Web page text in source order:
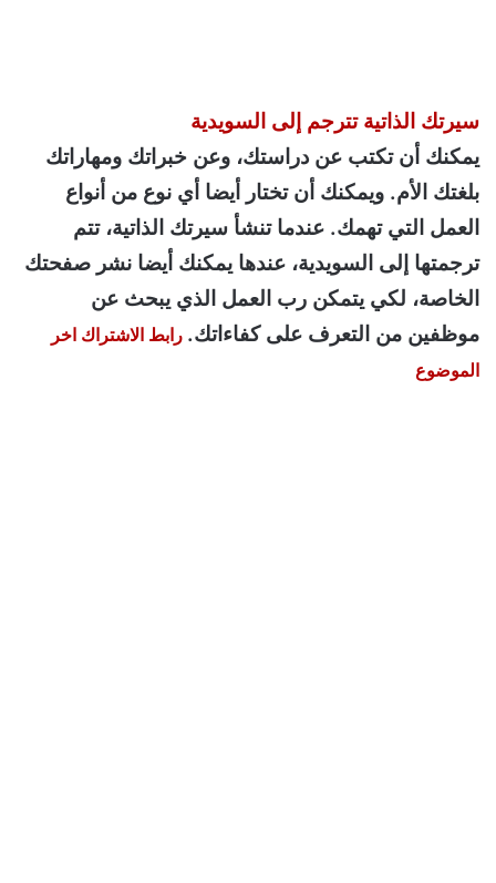
سيرتك الذاتية تترجم إلى السويدية
يمكنك أن تكتب عن دراستك، وعن خبراتك ومهاراتك
بلغتك الأم. ويمكنك أن تختار أيضا أي نوع من أنواع
العمل التي تهمك. عندما تنشأ سيرتك الذاتية، تتم
ترجمتها إلى السويدية، عندها يمكنك أيضا نشر صفحتك
الخاصة، لكي يتمكن رب العمل الذي يبحث عن
موظفين من التعرف على كفاءاتك. رابط الاشتراك اخر
الموضوع